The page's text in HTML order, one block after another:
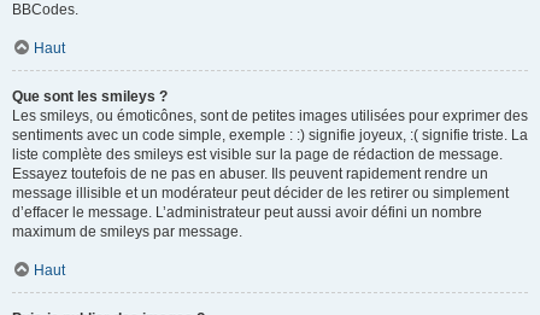
BBCodes.
Haut
Que sont les smileys ?
Les smileys, ou émoticônes, sont de petites images utilisées pour exprimer des
sentiments avec un code simple, exemple : :) signifie joyeux, :( signifie triste. La
liste complète des smileys est visible sur la page de rédaction de message.
Essayez toutefois de ne pas en abuser. Ils peuvent rapidement rendre un
message illisible et un modérateur peut décider de les retirer ou simplement
d’effacer le message. L’administrateur peut aussi avoir défini un nombre
maximum de smileys par message.
Haut